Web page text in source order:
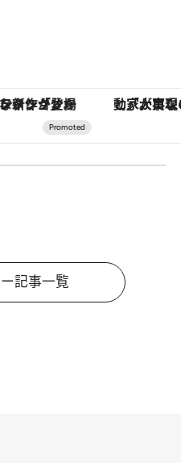
「大事なのは地域の意識を変えること」。ロレックス賞受賞の自然保護活動家が実現させたナイジェリアの自然環境の復活
記事一覧